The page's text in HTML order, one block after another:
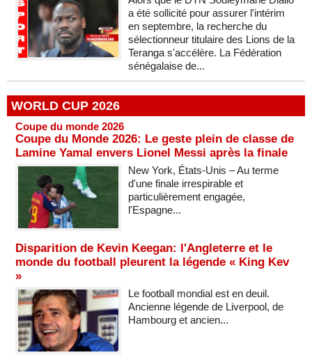
a été sollicité pour assurer l'intérim
en septembre, la recherche du
sélectionneur titulaire des Lions de la
Teranga s'accélère. La Fédération
sénégalaise de...
WORLD CUP 2026
Coupe du monde 2026
Coupe du Monde 2026: Le geste plein de classe de
Lamine Yamal envers Lionel Messi après la finale
New York, États-Unis – Au terme
d'une finale irrespirable et
particulièrement engagée,
l'Espagne...
Disparition de Kevin Keegan: l'Angleterre et le
monde du football pleurent la légende « King Kev
»
Le football mondial est en deuil.
Ancienne légende de Liverpool, de
Hambourg et ancien...